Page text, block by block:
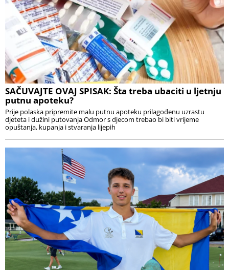
SAČUVAJTE OVAJ SPISAK: Šta treba ubaciti u ljetnju
putnu apoteku?
Prije polaska pripremite malu putnu apoteku prilagođenu uzrastu
djeteta i dužini putovanja Odmor s djecom trebao bi biti vrijeme
opuštanja, kupanja i stvaranja lijepih